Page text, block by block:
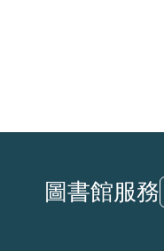
圖書館服務